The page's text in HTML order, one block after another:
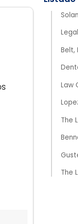
Belt,
Law
The
The